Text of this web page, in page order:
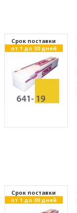
Cрок поставки
от 1 до 30 дней
Cрок поставки
от 1 до 30 дней